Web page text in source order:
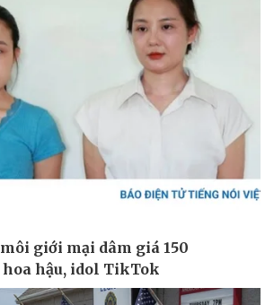
Giá vàng
Tiêu dùng
Chứng khoán
Giá cà phê